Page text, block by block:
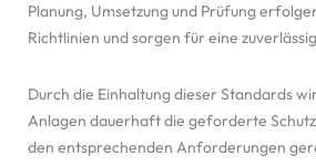
Planung, Umsetzung und Prüfung
Richtlinien und sorgen für eine
Durch die Einhaltung dieser Standards
Anlagen dauerhaft die geforderte
den entsprechenden Anforderungen